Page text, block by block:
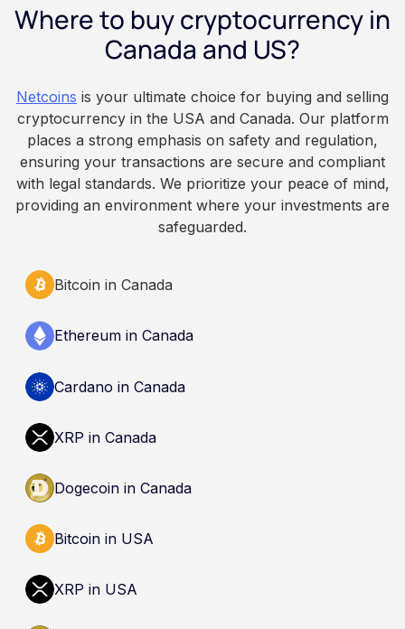
custodian or moved to a personal wallet.
Employers keep paying in Canadian dollars, and
because Bitcoin is volatile, balances can rise or
informational purposes only. It does not
constitute financial, legal, or professional advice.
Always do your own research and consult
qualified professionals before making decisions
related to cryptocurrency.
Where to buy cryptocurrency in
Canada and US?
Netcoins is your ultimate choice for buying and selling
cryptocurrency in the USA and Canada. Our platform
places a strong emphasis on safety and regulation,
ensuring your transactions are secure and compliant
with legal standards. We prioritize your peace of mind,
providing an environment where your investments are
safeguarded.
Bitcoin in Canada
Ethereum in Canada
Cardano in Canada
XRP in Canada
Dogecoin in Canada
Bitcoin in USA
XRP in USA